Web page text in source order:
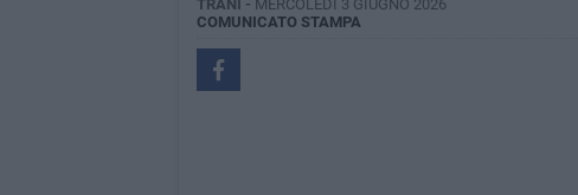
TRANI - MERCOLEDÌ 3 GIUGNO 2026
COMUNICATO STAMPA